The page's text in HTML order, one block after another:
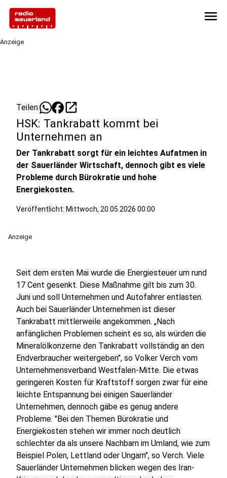
menu
Anzeige
Teilen: open_in_new
HSK: Tankrabatt kommt bei
Unternehmen an
Der Tankrabatt sorgt für ein leichtes Aufatmen in
der Sauerländer Wirtschaft, dennoch gibt es viele
Probleme durch Bürokratie und hohe
Energiekosten.
Veröffentlicht: Mittwoch, 20.05.2026 00:00
Anzeige
Seit dem ersten Mai wurde die Energiesteuer um rund
17 Cent gesenkt. Diese Maßnahme gilt bis zum 30.
Juni und soll Unternehmen und Autofahrer entlasten.
Auch bei Sauerländer Unternehmen ist dieser
Tankrabatt mittlerweile angekommen. „Nach
anfänglichen Problemen scheint es so, als würden die
Mineralölkonzerne den Tankrabatt vollständig an den
Endverbraucher weitergeben", so Volker Verch vom
Unternehmensverband Westfalen-Mitte. Die etwas
geringeren Kosten für Kraftstoff sorgen zwar für eine
leichte Entspannung bei einigen Sauerländer
Unternehmen, dennoch gäbe es genug andere
Probleme. "Bei den Themen Bürokratie und
Energiekosten stehen wir immer noch deutlich
schlechter da als unsere Nachbarn im Umland, wie zum
Beispiel Polen, Lettland oder Ungarn", so Verch. Viele
Sauerländer Unternehmen blicken wegen des Iran-